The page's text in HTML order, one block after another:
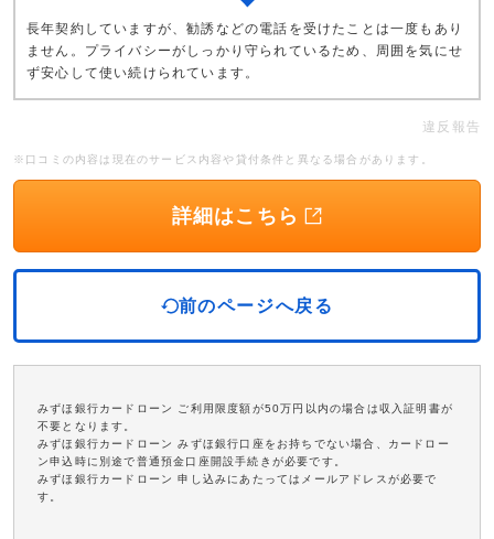
長年契約していますが、勧誘などの電話を受けたことは一度もあり
ません。プライバシーがしっかり守られているため、周囲を気にせ
ず安心して使い続けられています。
違反報告
※口コミの内容は現在のサービス内容や貸付条件と異なる場合があります。
詳細はこちら
前のページへ戻る
みずほ銀行カードローン ご利用限度額が50万円以内の場合は収入証明書が
不要となります。
みずほ銀行カードローン みずほ銀行口座をお持ちでない場合、カードロー
ン申込時に別途で普通預金口座開設手続きが必要です。
みずほ銀行カードローン 申し込みにあたってはメールアドレスが必要で
す。